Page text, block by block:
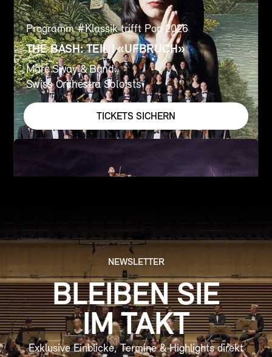
Programm #Klassik trifft Pop 2026
THE BASH: TEIL I «UFBRUCH»
Marc Sway & Band
Swiss Orchestra Soloists
TICKETS SICHERN
NEWSLETTER
BLEIBEN SIE
IM TAKT
Exklusive Einblicke, Termine & Highlights direkt